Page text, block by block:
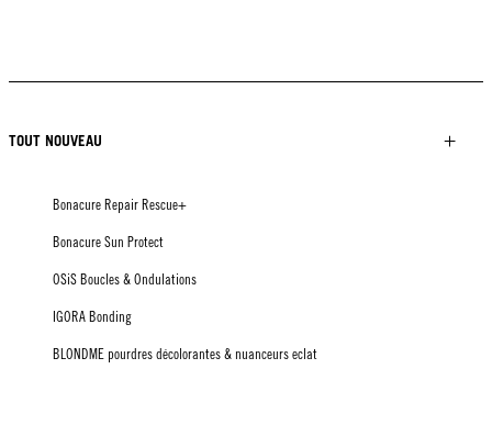
TOUT NOUVEAU
Bonacure Repair Rescue+
Bonacure Sun Protect
OSiS Boucles & Ondulations
IGORA Bonding
BLONDME pourdres décolorantes & nuanceurs eclat